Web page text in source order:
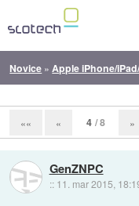
Novice » Apple iPhone/
«« « 4 / 8 »
GenZNPC
:: 11. mar 2015,